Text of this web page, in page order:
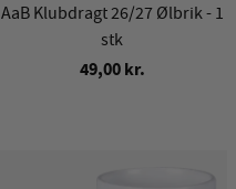
AaB Klubdragt 26/27 Ølbrik - 1
stk
49,00 kr.